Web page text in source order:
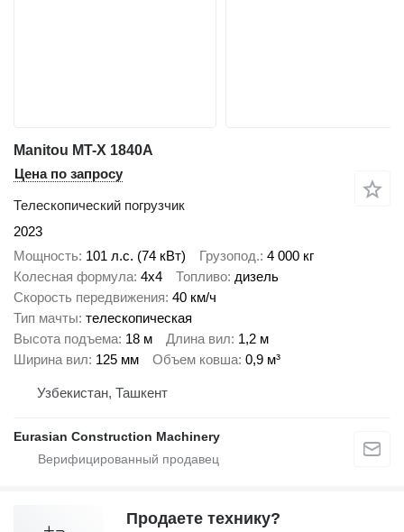
Manitou MT-X 1840A
Цена по запросу
Телескопический погрузчик
2023
Мощность 101 л.с. (74 кВт) Грузопод. 4 000 кг
Колесная формула 4x4 Топливо дизель
Скорость передвижения 40 км/ч
Тип мачты телескопическая
Высота подъема 18 м Длина вил 1,2 м
Ширина вил 125 мм Объем ковша 0,9 м³
Узбекистан, Ташкент
Eurasian Construction Machinery
Продаете технику?